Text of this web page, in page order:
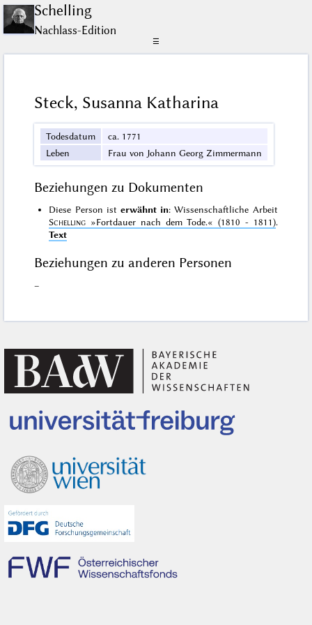
Schelling
Nachlass-Edition
☰
Steck, Susanna Katharina
Todesdatum
ca. 1771
Leben
Frau von Johann Georg Zimmermann
Beziehungen zu Dokumenten
Diese Person ist erwähnt in: Wissenschaftliche Arbeit
Schelling »Fortdauer nach dem Tode.« (1810 - 1811).
Text
Beziehungen zu anderen Personen
–